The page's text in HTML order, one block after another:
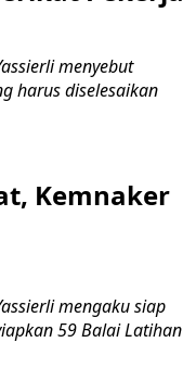
menyebut
harus diselesaikan
Kemnaker
mengaku siap
59 Balai Latihan